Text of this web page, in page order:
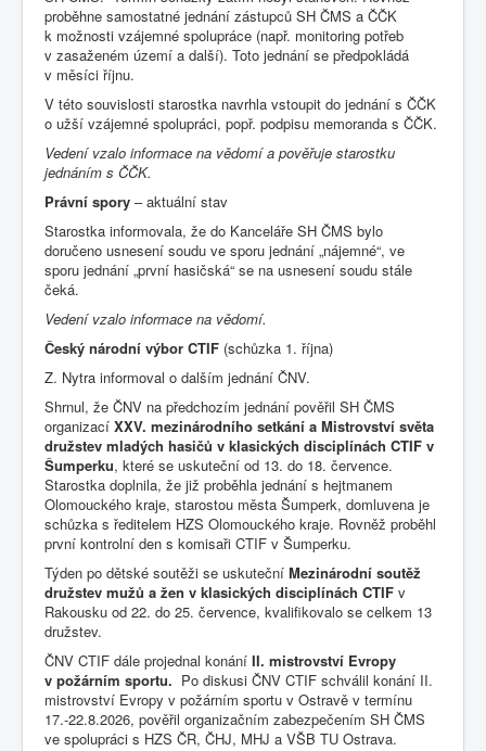
proběhne samostatné jednání zástupců SH ČMS a ČČK
k možnosti vzájemné spolupráce (např. monitoring potřeb
v zasaženém území a další). Toto jednání se předpokládá
v měsíci říjnu.
V této souvislosti starostka navrhla vstoupit do jednání s ČČK
o užší vzájemné spolupráci, popř. podpisu memoranda s ČČK.
Vedení vzalo informace na vědomí a pověřuje starostku
jednáním s ČČK.
Právní spory – aktuální stav
Starostka informovala, že do Kanceláře SH ČMS bylo
doručeno usnesení soudu ve sporu jednání „nájemné“, ve
sporu jednání „první hasičská“ se na usnesení soudu stále
čeká.
Vedení vzalo informace na vědomí.
Český národní výbor CTIF (schůzka 1. října)
Z. Nytra informoval o dalším jednání ČNV.
Shrnul, že ČNV na předchozím jednání pověřil SH ČMS
organizací XXV. mezinárodního setkání a Mistrovství světa
družstev mladých hasičů v klasických disciplínách CTIF v
Šumperku, které se uskuteční od 13. do 18. července.
Starostka doplnila, že již proběhla jednání s hejtmanem
Olomouckého kraje, starostou města Šumperk, domluvena je
schůzka s ředitelem HZS Olomouckého kraje. Rovněž proběhl
první kontrolní den s komisaři CTIF v Šumperku.
Týden po dětské soutěži se uskuteční Mezinárodní soutěž
družstev mužů a žen v klasických disciplínách CTIF v
Rakousku od 22. do 25. července, kvalifikovalo se celkem 13
družstev.
ČNV CTIF dále projednal konání II. mistrovství Evropy
v požárním sportu. Po diskusi ČNV CTIF schválil konání II.
mistrovství Evropy v požárním sportu v Ostravě v termínu
17.-22.8.2026, pověřil organizačním zabezpečením SH ČMS
ve spolupráci s HZS ČR, ČHJ, MHJ a VŠB TU Ostrava.